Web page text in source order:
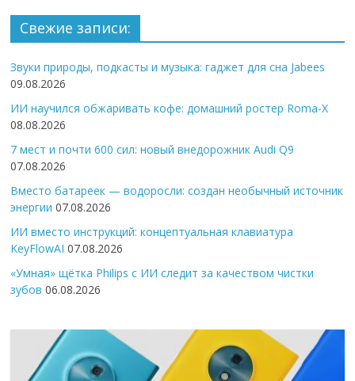
Свежие записи:
Звуки природы, подкасты и музыка: гаджет для сна Jabees
09.08.2026
ИИ научился обжаривать кофе: домашний ростер Roma-X
08.08.2026
7 мест и почти 600 сил: новый внедорожник Audi Q9
07.08.2026
Вместо батареек — водоросли: создан необычный источник
энергии 07.08.2026
ИИ вместо инструкций: концептуальная клавиатура
KeyFlowAI 07.08.2026
«Умная» щётка Philips с ИИ следит за качеством чистки
зубов 06.08.2026